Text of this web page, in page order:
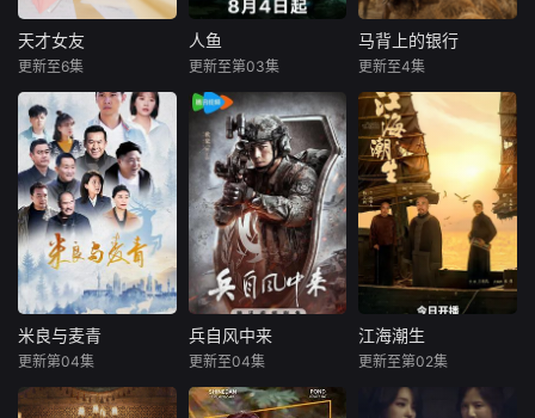
天才女友
厉嘉琪
天才少女林知夏性
格直接、不善交
际，从小没有好
友。考入省一中
后，她因解题比拼
与性格阳光的学霸
江逾白相识并成为
同桌。作为社交达
人的江逾白帮林知
夏融入集体交到汤
负暄、金百慧等朋
天才女友
更新至6集
人鱼
黄杨钿甜
就读于职业中学培
训部的花季女生苏
琳（黄杨钿甜
饰），虽自小被父
母忽视，在艰苦环
境中长大，但她始
终刻苦学习，憧憬
未来。为此，苏琳
苦练口语并争取到
了英文朗诵剧中小
不想遭到同学马娜
人鱼
更新至第03集
马背上的银行
姬晓飞
抗战时期，日伪大
肆发行伪钞，肆意
扰乱根据地金融秩
序、掠夺战略物
资。为守住敌后经
济命脉，我党革命
干部高景波、徐邵
梁等人临危受命，
在太行山根据地秘
密筹备冀南银行。
宝田深受革命精神
马背上的银行
更新至4集
米良与麦青
赵波
米良与麦青
更新第04集
兵自风中来
丁勇岱
兵自风中来
更新至04集
江海潮生
郝平
江海潮生
更新至第02集